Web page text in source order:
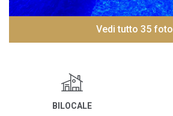
Vedi tutto 35 foto
BILOCALE